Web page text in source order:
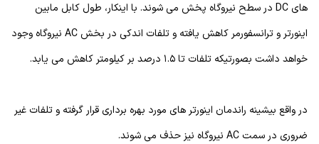
های DC در سطح نیروگاه پخش می شوند. با اینکار، طول کابل مابین
اینورتر و ترانسفورمر کاهش یافته و تلفات اندکی در بخش AC نیروگاه وجود
خواهد داشت بصورتیکه تلفات تا ۱.۵ درصد بر کیلومتر کاهش می یابد.
در واقع بیشینه راندمان اینورتر های مورد بهره برداری قرار گرفته و تلفات غیر
ضروری در سمت AC نیروگاه نیز حذف می شوند.